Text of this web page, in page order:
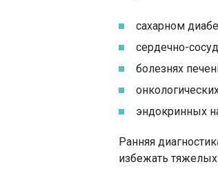
сахарном
сердечно-
болезнях
эндокринных
Ранняя
избежать